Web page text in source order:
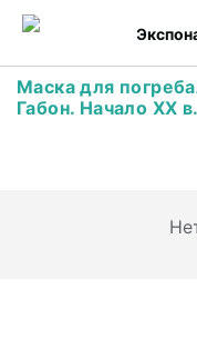
Маска для
Габон. Начало XX в.